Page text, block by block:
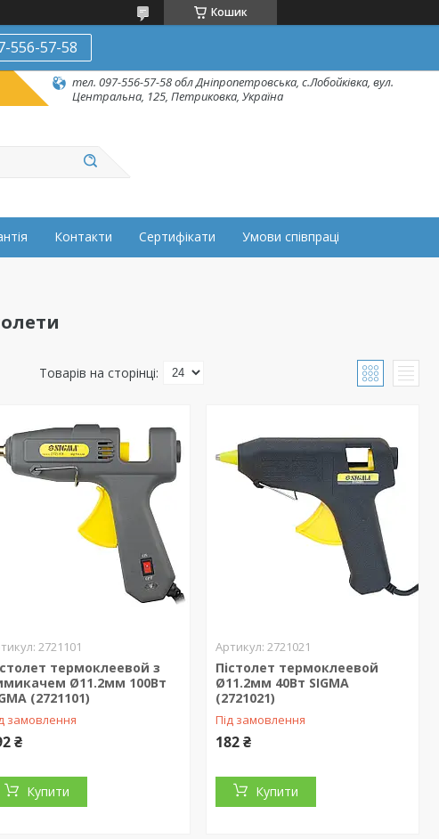
Кошик
556-57-58
тел. 097-556-57-58 обл Дніпропетровська, с.Лобойківка, вул.
Центральна, 125, Петриковка, Україна
Контакти Сертифікати Умови співпраці
2721101
термоклеевой з
Ø11.2мм 100Вт
(2721101)
замовлення
₴
Купити
2721021
Пістолет термоклеевой
Ø11.2мм 40Вт SIGMA
(2721021)
Під замовлення
182 ₴
Купити